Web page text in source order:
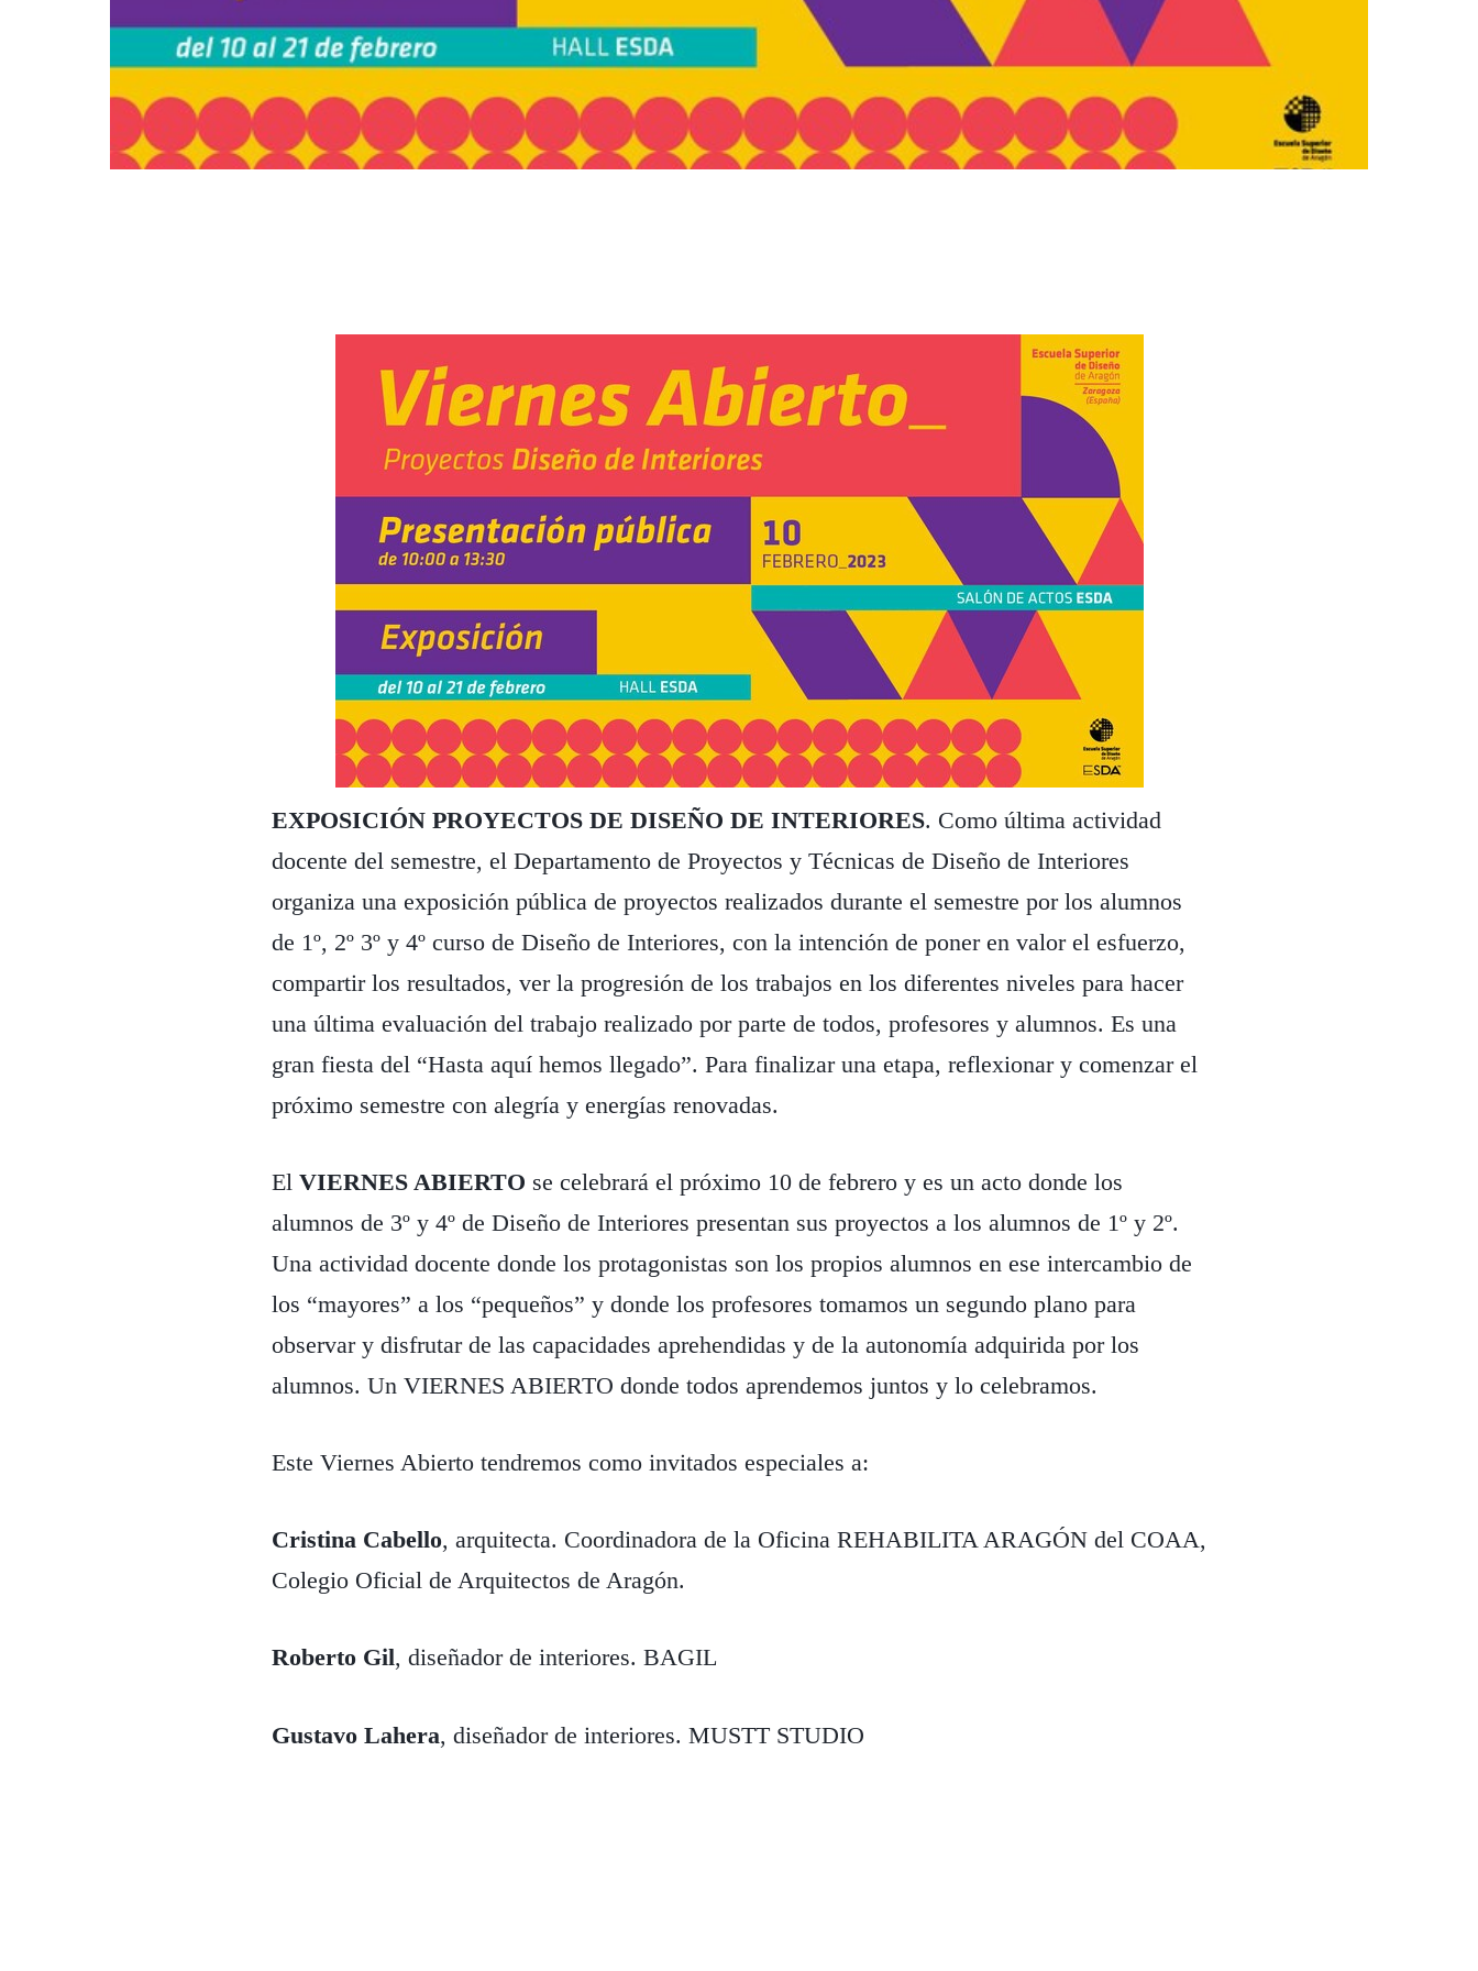
EXPOSICIÓN PROYECTOS DE DISEÑO DE INTERIORES. Como última actividad
docente del semestre, el Departamento de Proyectos y Técnicas de Diseño de Interiores
organiza una exposición pública de proyectos realizados durante el semestre por los alumnos
de 1º, 2º 3º y 4º curso de Diseño de Interiores, con la intención de poner en valor el esfuerzo,
compartir los resultados, ver la progresión de los trabajos en los diferentes niveles para hacer
una última evaluación del trabajo realizado por parte de todos, profesores y alumnos. Es una
gran fiesta del “Hasta aquí hemos llegado”. Para finalizar una etapa, reflexionar y comenzar el
próximo semestre con alegría y energías renovadas.
El VIERNES ABIERTO se celebrará el próximo 10 de febrero y es un acto donde los
alumnos de 3º y 4º de Diseño de Interiores presentan sus proyectos a los alumnos de 1º y 2º.
Una actividad docente donde los protagonistas son los propios alumnos en ese intercambio de
los “mayores” a los “pequeños” y donde los profesores tomamos un segundo plano para
observar y disfrutar de las capacidades aprehendidas y de la autonomía adquirida por los
alumnos. Un VIERNES ABIERTO donde todos aprendemos juntos y lo celebramos.
Este Viernes Abierto tendremos como invitados especiales a:
Cristina Cabello, arquitecta. Coordinadora de la Oficina REHABILITA ARAGÓN del COAA,
Colegio Oficial de Arquitectos de Aragón.
Roberto Gil, diseñador de interiores. BAGIL
Gustavo Lahera, diseñador de interiores. MUSTT STUDIO